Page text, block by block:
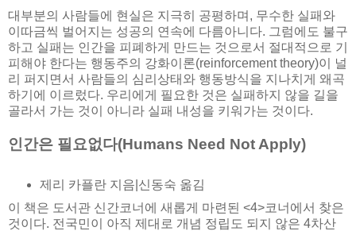
대부분의 사람들에 현실은 지극히 공평하며, 무수한 실패와
이따금씩 벌어지는 성공의 연속에 다름아니다. 그럼에도 불구
하고 실패는 인간을 피폐하게 만드는 것으로서 절대적으로 기
피해야 한다는 행동주의 강화이론(reinforcement theory)이 널
리 퍼지면서 사람들의 심리상태와 행동방식을 지나치게 왜곡
하기에 이르렀다. 우리에게 필요한 것은 실패하지 않을 길을
골라서 가는 것이 아니라 실패 내성을 키워가는 것이다.
인간은 필요없다(Humans Need Not Apply)
제리 카플란 지음|신동숙 옮김
이 책은 도서관 신간코너에 새롭게 마련된 <4>코너에서 찾은
것이다. 전국민이 아직 제대로 개념 정립도 되지 않은 4차산